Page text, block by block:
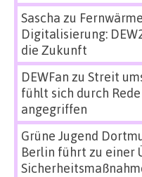
Sascha zu
Digitalisierung:
die Zukunft
DEWFan zu Streit
fühlt sich durch
angegriffen
Grüne Jugend
Berlin führt zu einer